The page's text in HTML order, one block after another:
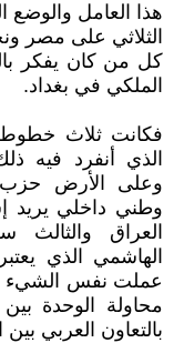
هذا العامل والوضع
الثلاثي على مصر
كل من كان يفكر
الملكي في بغداد.
فكانت ثلاث خطوط
الذي أنفرد فيه
وعلى الأرض حزب
وطني داخلي يريد
العراق
الهاشمي الذي
عملت نفس الشيء
بالتعاون العربي